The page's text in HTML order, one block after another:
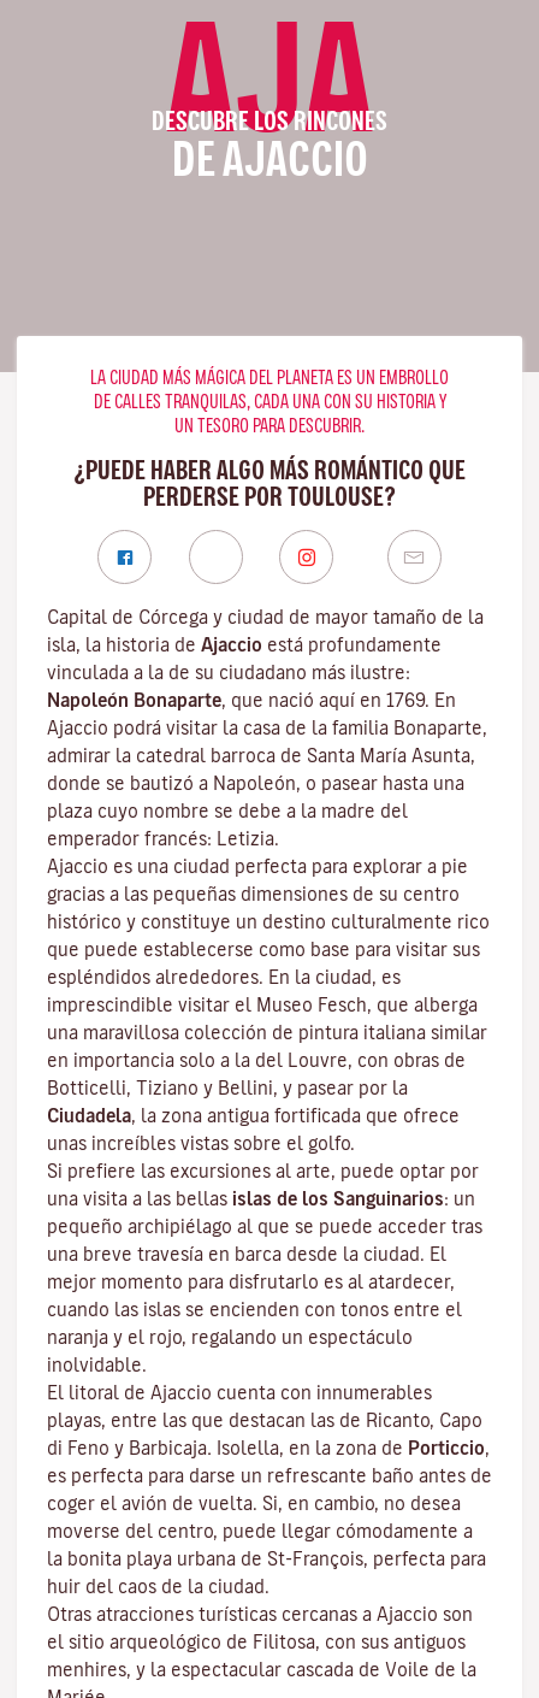
AJA
DESCUBRE LOS RINCONES
DE AJACCIO
LA CIUDAD MÁS MÁGICA DEL PLANETA ES UN EMBROLLO
DE CALLES TRANQUILAS, CADA UNA CON SU HISTORIA Y
UN TESORO PARA DESCUBRIR.
¿PUEDE HABER ALGO MÁS ROMÁNTICO QUE
PERDERSE POR TOULOUSE?
Capital de Córcega y ciudad de mayor tamaño de la
isla, la historia de Ajaccio está profundamente
vinculada a la de su ciudadano más ilustre:
Napoleón Bonaparte, que nació aquí en 1769. En
Ajaccio podrá visitar la casa de la familia Bonaparte,
admirar la catedral barroca de Santa María Asunta,
donde se bautizó a Napoleón, o pasear hasta una
plaza cuyo nombre se debe a la madre del
emperador francés: Letizia.
Ajaccio es una ciudad perfecta para explorar a pie
gracias a las pequeñas dimensiones de su centro
histórico y constituye un destino culturalmente rico
que puede establecerse como base para visitar sus
espléndidos alrededores. En la ciudad, es
imprescindible visitar el Museo Fesch, que alberga
una maravillosa colección de pintura italiana similar
en importancia solo a la del Louvre, con obras de
Botticelli, Tiziano y Bellini, y pasear por la
Ciudadela, la zona antigua fortificada que ofrece
unas increíbles vistas sobre el golfo.
Si prefiere las excursiones al arte, puede optar por
una visita a las bellas islas de los Sanguinarios: un
pequeño archipiélago al que se puede acceder tras
una breve travesía en barca desde la ciudad. El
mejor momento para disfrutarlo es al atardecer,
cuando las islas se encienden con tonos entre el
naranja y el rojo, regalando un espectáculo
inolvidable.
El litoral de Ajaccio cuenta con innumerables
playas, entre las que destacan las de Ricanto, Capo
di Feno y Barbicaja. Isolella, en la zona de Porticcio,
es perfecta para darse un refrescante baño antes de
coger el avión de vuelta. Si, en cambio, no desea
moverse del centro, puede llegar cómodamente a
la bonita playa urbana de St-François, perfecta para
huir del caos de la ciudad.
Otras atracciones turísticas cercanas a Ajaccio son
el sitio arqueológico de Filitosa, con sus antiguos
menhires, y la espectacular cascada de Voile de la